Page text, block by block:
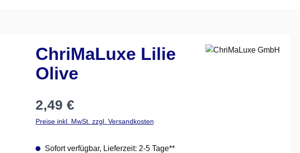
ChriMaLuxe Lilie
Olive
Regulärer Preis:
2,49 €
Preise inkl. MwSt. zzgl. Versandkosten
Sofort verfügbar, Lieferzeit: 2-5 Tage**